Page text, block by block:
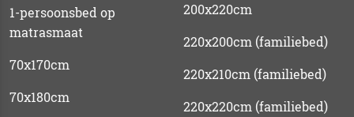
1-persoonsbed op
matrasmaat
70x170cm
70x180cm
200x220cm
220x200cm (familiebed)
220x210cm (familiebed)
220x220cm (familiebed)